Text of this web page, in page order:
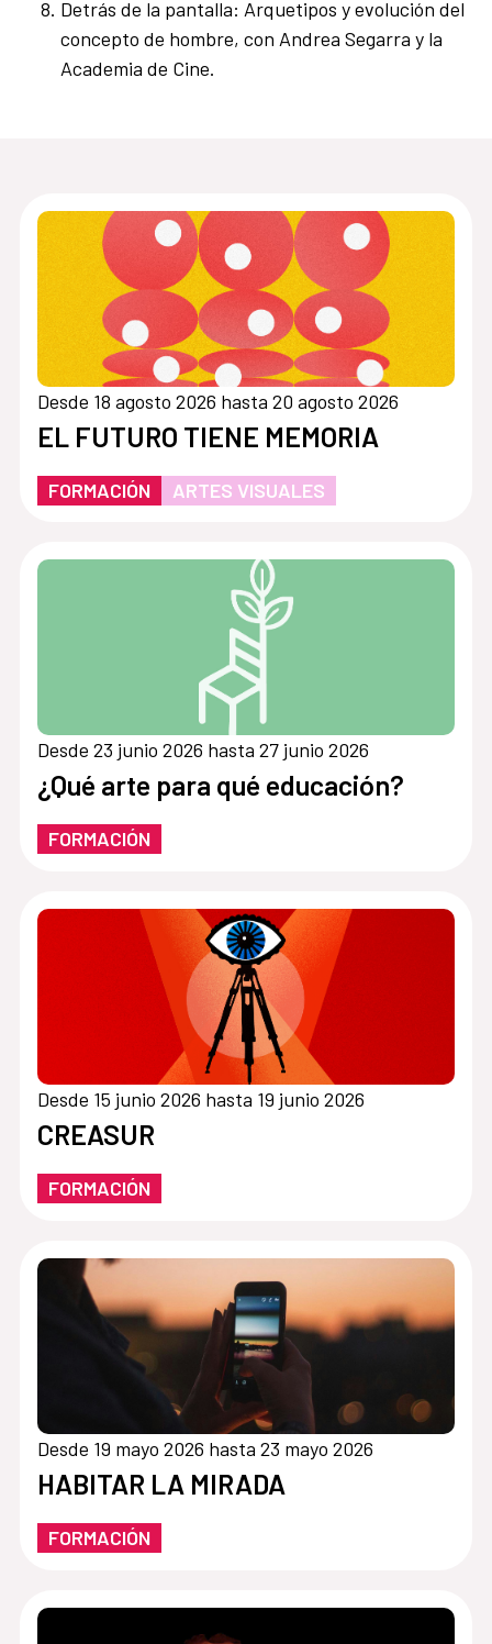
Detrás de la pantalla: Arquetipos y evolución del
concepto de hombre, con Andrea Segarra y la
Academia de Cine.
Desde 18 agosto 2026 hasta 20 agosto 2026
EL FUTURO TIENE MEMORIA
FORMACIÓN ARTES VISUALES
Desde 23 junio 2026 hasta 27 junio 2026
¿Qué arte para qué educación?
FORMACIÓN
Desde 15 junio 2026 hasta 19 junio 2026
CREASUR
FORMACIÓN
Desde 19 mayo 2026 hasta 23 mayo 2026
HABITAR LA MIRADA
FORMACIÓN